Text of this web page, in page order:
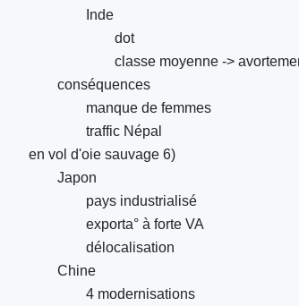
Inde
dot
classe moyenne ->
conséquences
manque de femmes
traffic Népal
en vol d'oie sauvage 6)
Japon
pays industrialisé
exporta° à forte VA
délocalisation
Chine
4 modernisations